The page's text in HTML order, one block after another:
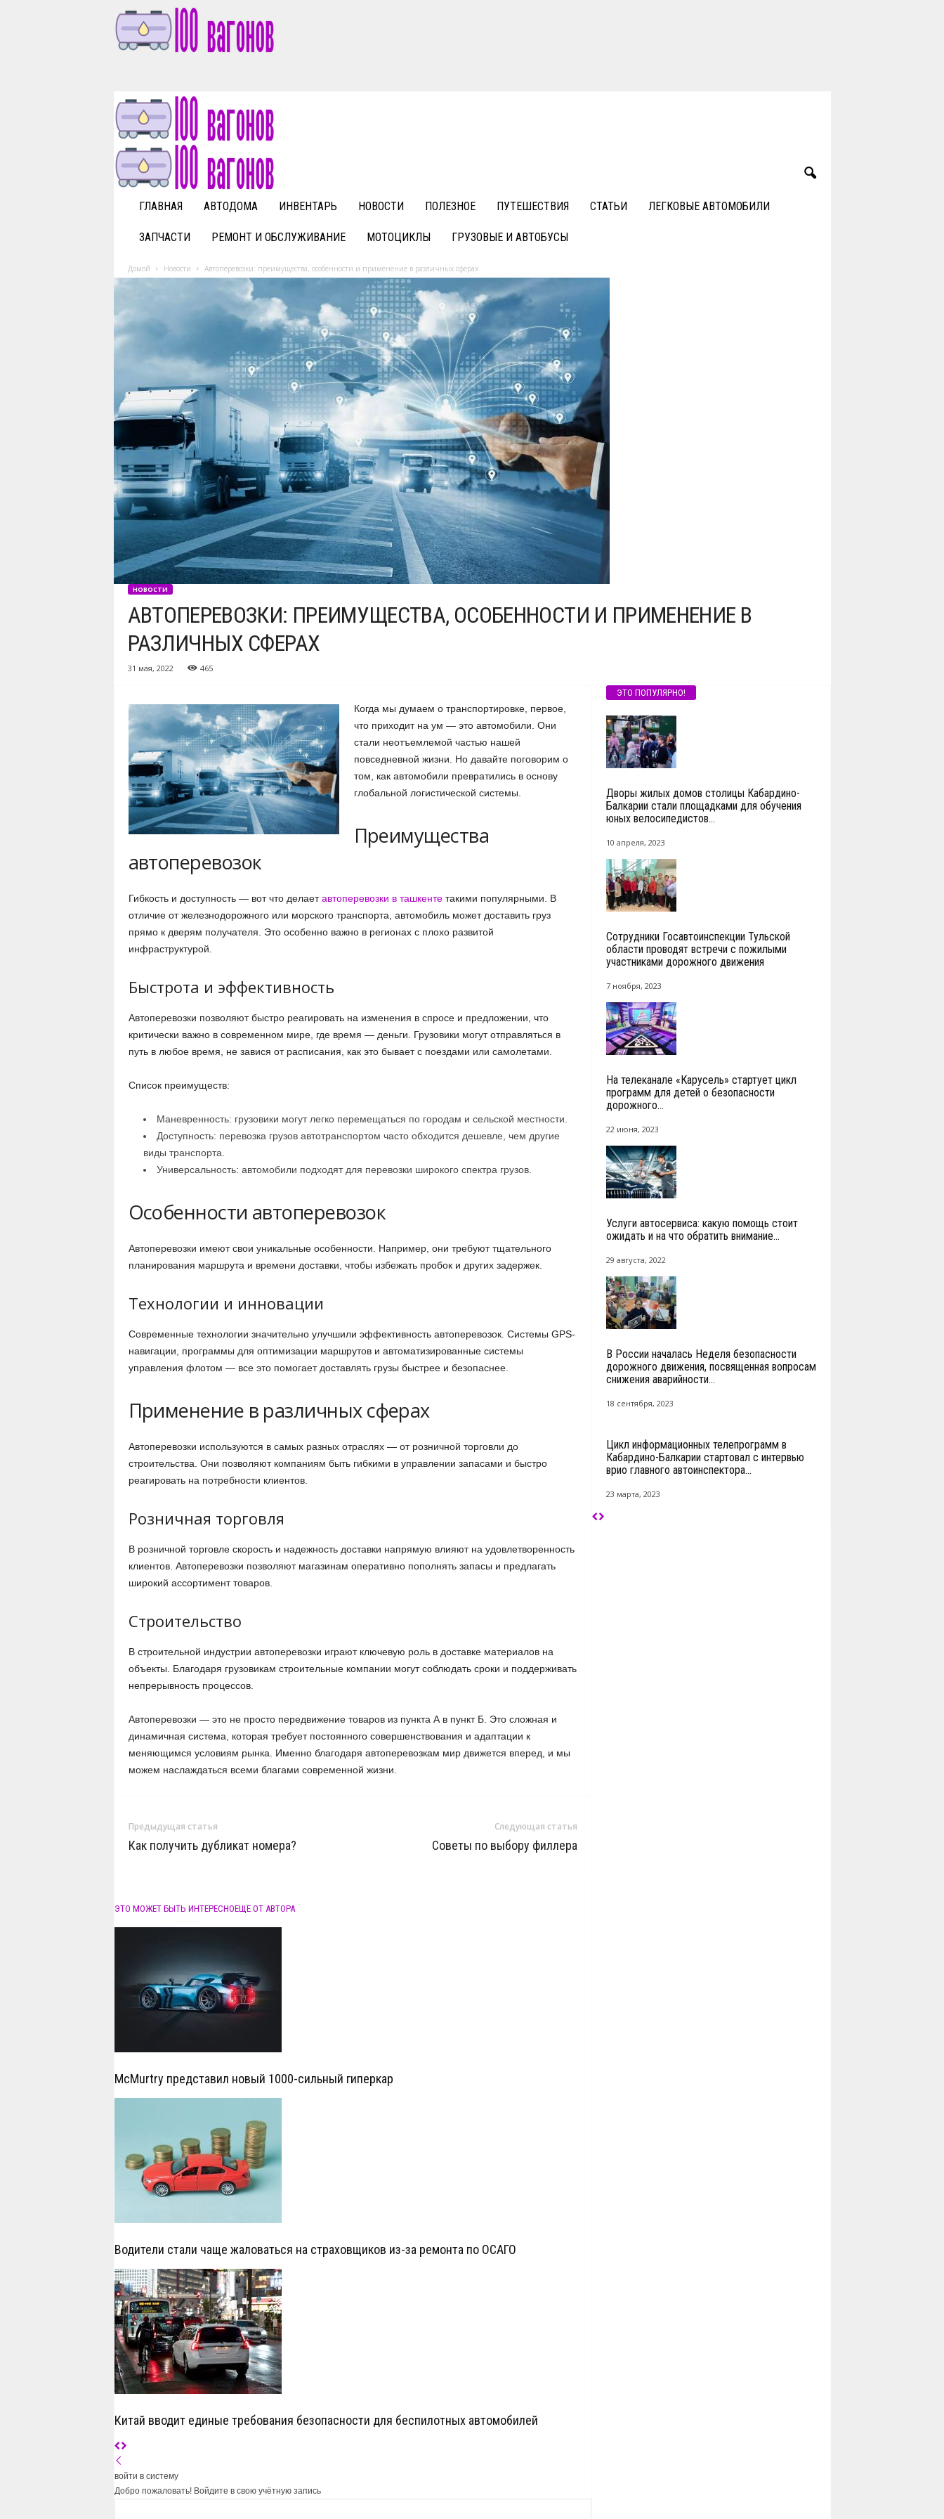
v
a
n
o
ГЛАВНАЯ АВТОДОМА ИНВЕНТАРЬ НОВОСТИ ПОЛЕЗНОЕ ПУТЕШЕСТВИЯ СТАТЬИ ЛЕГКОВЫЕ АВТОМОБИЛИ
ЗАПЧАСТИ РЕМОНТ И ОБСЛУЖИВАНИЕ МОТОЦИКЛЫ ГРУЗОВЫЕ И АВТОБУСЫ
Домой Новости Автоперевозки: преимущества, особенности и применение в различных сферах
НОВОСТИ
АВТОПЕРЕВОЗКИ: ПРЕИМУЩЕСТВА, ОСОБЕННОСТИ И ПРИМЕНЕНИЕ В
РАЗЛИЧНЫХ СФЕРАХ
31 мая, 2022 465
Когда мы думаем о транспортировке, первое,
что приходит на ум — это автомобили. Они
стали неотъемлемой частью нашей
повседневной жизни. Но давайте поговорим о
том, как автомобили превратились в основу
глобальной логистической системы.
Преимущества
автоперевозок
Гибкость и доступность — вот что делаетавтоперевозки в ташкентетакими популярными. В
отличие от железнодорожного или морского транспорта, автомобиль может доставить груз
прямо к дверям получателя. Это особенно важно в регионах с плохо развитой
инфраструктурой.
Быстрота и эффективность
Автоперевозки позволяют быстро реагировать на изменения в спросе и предложении, что
критически важно в современном мире, где время — деньги. Грузовики могут отправляться в
путь в любое время, не завися от расписания, как это бывает с поездами или самолетами.
Список преимуществ:
Маневренность: грузовики могут легко перемещаться по городам и сельской местности.
Доступность: перевозка грузов автотранспортом часто обходится дешевле, чем другие
виды транспорта.
Универсальность: автомобили подходят для перевозки широкого спектра грузов.
Особенности автоперевозок
Автоперевозки имеют свои уникальные особенности. Например, они требуют тщательного
планирования маршрута и времени доставки, чтобы избежать пробок и других задержек.
Технологии и инновации
Современные технологии значительно улучшили эффективность автоперевозок. Системы GPS-
навигации, программы для оптимизации маршрутов и автоматизированные системы
управления флотом — все это помогает доставлять грузы быстрее и безопаснее.
Применение в различных сферах
Автоперевозки используются в самых разных отраслях — от розничной торговли до
строительства. Они позволяют компаниям быть гибкими в управлении запасами и быстро
реагировать на потребности клиентов.
Розничная торговля
В розничной торговле скорость и надежность доставки напрямую влияют на удовлетворенность
клиентов. Автоперевозки позволяют магазинам оперативно пополнять запасы и предлагать
широкий ассортимент товаров.
Строительство
В строительной индустрии автоперевозки играют ключевую роль в доставке материалов на
объекты. Благодаря грузовикам строительные компании могут соблюдать сроки и поддерживать
непрерывность процессов.
Автоперевозки — это не просто передвижение товаров из пункта А в пункт Б. Это сложная и
динамичная система, которая требует постоянного совершенствования и адаптации к
меняющимся условиям рынка. Именно благодаря автоперевозкам мир движется вперед, и мы
можем наслаждаться всеми благами современной жизни.
Предыдущая статья
Как получить дубликат номера?
Следующая статья
Советы по выбору филлера
ЭТО МОЖЕТ БЫТЬ ИНТЕРЕСНОЕЩЕ ОТ АВТОРА
McMurtry представил новый 1000-сильный гиперкар
Водители стали чаще жаловаться на страховщиков из-за ремонта по ОСАГО
Китай вводит единые требования безопасности для беспилотных автомобилей
войти в систему
Добро пожаловать! Войдите в свою учётную запись
ЭТО ПОПУЛЯРНО!
Дворы жилых домов столицы Кабардино-
Балкарии стали площадками для обучения
юных велосипедистов...
10 апреля, 2023
Сотрудники Госавтоинспекции Тульской
области проводят встречи с пожилыми
участниками дорожного движения
7 ноября, 2023
На телеканале «Карусель» стартует цикл
программ для детей о безопасности
дорожного...
22 июня, 2023
Услуги автосервиса: какую помощь стоит
ожидать и на что обратить внимание...
29 августа, 2022
В России началась Неделя безопасности
дорожного движения, посвященная вопросам
снижения аварийности...
18 сентября, 2023
Цикл информационных телепрограмм в
Кабардино-Балкарии стартовал с интервью
врио главного автоинспектора...
23 марта, 2023